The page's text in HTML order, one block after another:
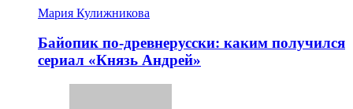
Мария Кулижникова
Байопик по-древнерусски: каким получился
сериал «Князь Андрей»